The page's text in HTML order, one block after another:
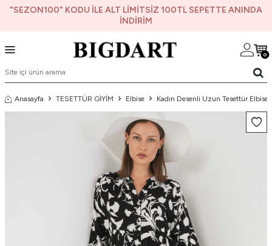
"SEZON100" KODU İLE ALT LİMİTSİZ 100TL SEPETTE ANINDA
İNDİRİM
0
Anasayfa TESETTÜR GİYİM Elbise Kadın Desenli Uzun Tesettür